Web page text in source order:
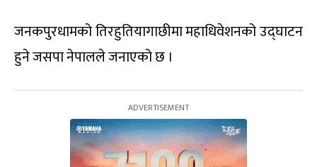
जनकपुरधामको तिरहुतियागाछीमा महाधिवेशनको उद्घाटन
हुने जसपा नेपालले जनाएको छ ।